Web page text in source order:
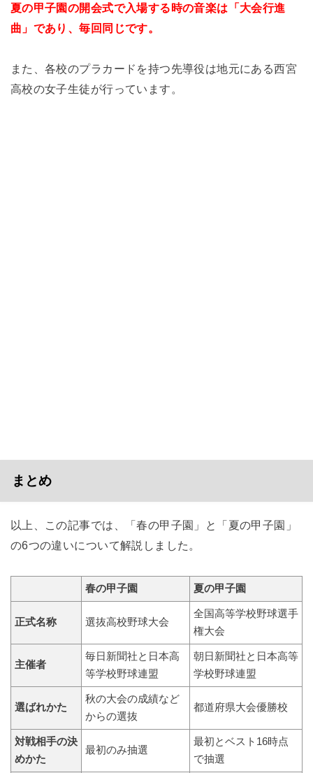
夏の甲子園の開会式で入場する時の音楽は「大会行進
曲」であり、毎回同じです。
また、各校のプラカードを持つ先導役は地元にある西宮
高校の女子生徒が行っています。
まとめ
以上、この記事では、「春の甲子園」と「夏の甲子園」
の6つの違いについて解説しました。
春の甲子園 夏の甲子園
正式名称 選抜高校野球大会
全国高等学校野球選手
権大会
主催者
毎日新聞社と日本高
等学校野球連盟
朝日新聞社と日本高等
学校野球連盟
選ばれかた
秋の大会の成績など
からの選抜
都道府県大会優勝校
対戦相手の決
めかた
最初のみ抽選
最初とベスト16時点
で抽選